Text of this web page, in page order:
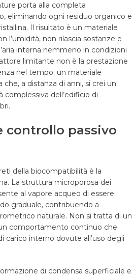
porta alla completa
eliminando ogni residuo organico e
Il risultato è un materiale
l’umidità, non rilascia sostanze e
interna nemmeno in condizioni
limitante non è la prestazione
nel tempo: un materiale
a distanza di anni, si crei un
complessiva dell’edificio di
controllo passivo
della biocompatibilità è la
La struttura microporosa dei
al vapore acqueo di essere
graduale, contribuendo a
naturale. Non si tratta di un
comportamento continuo che
carico interno dovute all’uso degli
di condensa superficiale e